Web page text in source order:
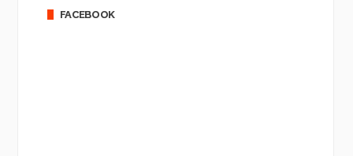
FACEBOOK